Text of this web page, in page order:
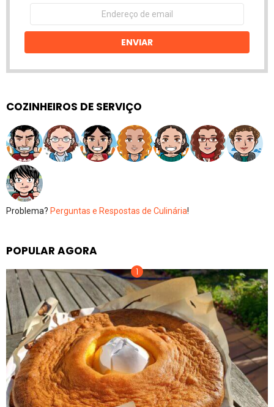
Endereço
email
ENVIAR
COZINHEIROS DE SERVIÇO
Problema? Perguntas e Respostas de Culinária!
POPULAR AGORA